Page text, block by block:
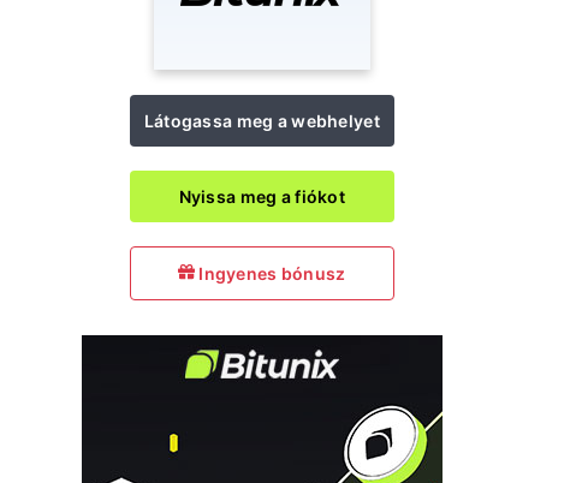
Látogassa meg a webhelyet
Nyissa meg a fiókot
Ingyenes bónusz